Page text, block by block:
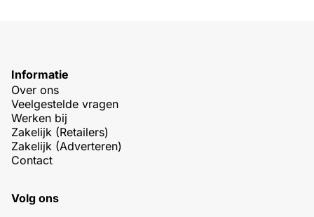
Informatie
Over ons
Veelgestelde vragen
Werken bij
Zakelijk (Retailers)
Zakelijk (Adverteren)
Contact
Volg ons